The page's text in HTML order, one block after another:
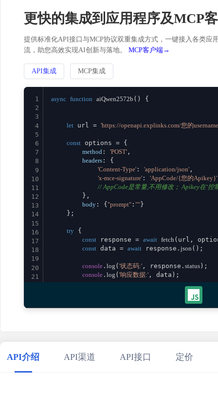
更快的集成到应用程序及MCP
提供标准化API接口与MCP协议双重集成方式，一键接入各类
流，助您高效实现AI创新与落地。 MCP客户端→
API集成 MCP集成
1
2
3
4
5
6
7
8
9
10
11
12
13
14
15
16
17
18
19
20
21
30
32
async function aiQwen2572b ( ) {
let url = 'https://openapi.explinks.com/您的
const options = {
method : 'POST' ,
headers : {
'Content-Type' : 'application/json' ,
'x-mce-signature' : 'AppCode/{您的Apikey}'
// AppCode是常量,不用修改； Apikey在‘控
        },
body : { "prompt" : "" }
    };
try {
const response = await fetch (url,
const data = await response. json ();
console . log ( '状态码:' , response. status );
console . log ( '响应数据:' , data);
console.error('请求失败:', error);
// 使用示例
aiQwen2572b()
API介绍 API渠道 API接口 定价